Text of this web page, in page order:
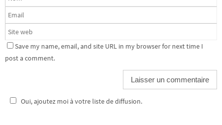
Save my name, email, and site URL in my browser for next time I
post a comment.
Oui, ajoutez moi à votre liste de diffusion.